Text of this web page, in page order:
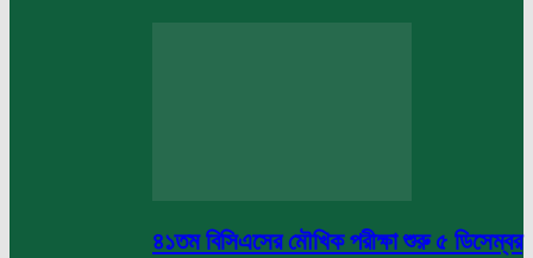
৪১তম বিসিএসের মৌখিক পরীক্ষা শুরু ৫ ডিসেম্বর